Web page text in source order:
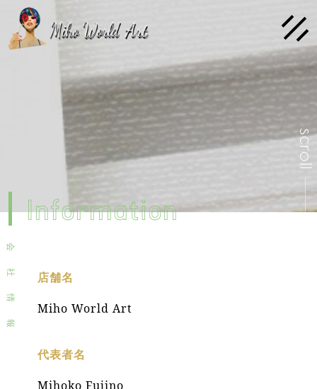
scroll
Information
会
社
情
報
店舗名
Miho World Art
代表者名
Mihoko Fujino